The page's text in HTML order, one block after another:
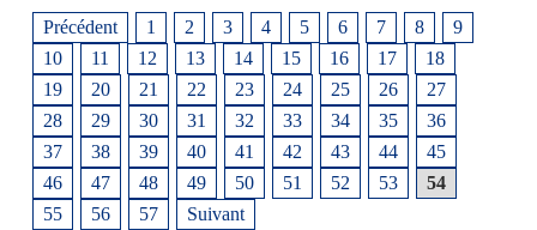
Précédent 1 2 3 4 5 6 7 8
9
10
11 12 13 14 15 16 17
18
19
20 21 22 23 24 25 26
27
28
29 30 31 32 33 34 35
36
37
38 39 40 41 42 43 44
45
46
47 48 49 50 51 52 53
54
55
56 57 Suivant